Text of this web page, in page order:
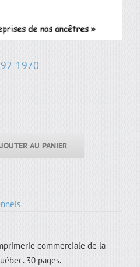
1970
AU PANIER
commerciale de la
30 pages.